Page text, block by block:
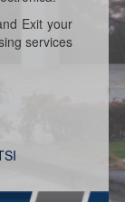
Exit your
services